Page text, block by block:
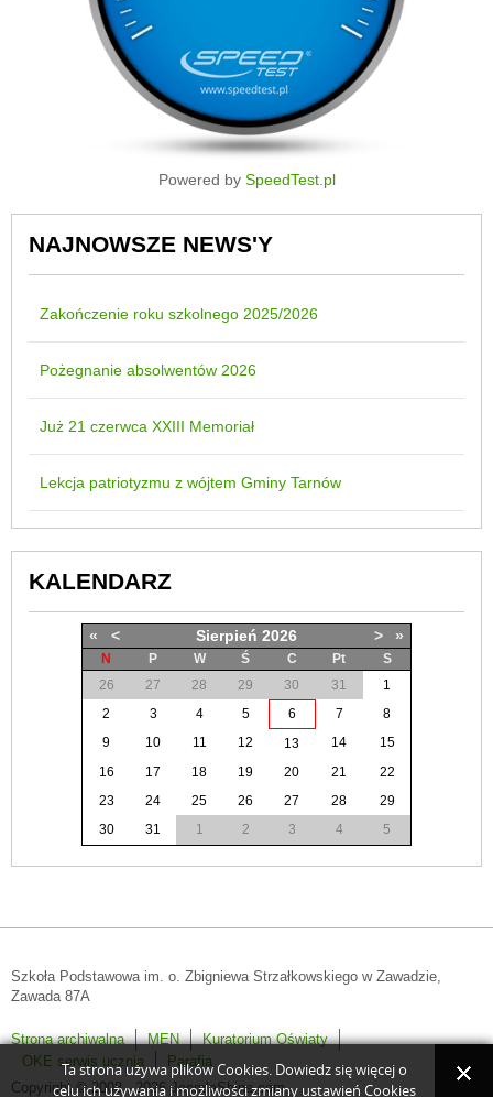
Powered by SpeedTest.pl
NAJNOWSZE NEWS'Y
Zakończenie roku szkolnego 2025/2026
Pożegnanie absolwentów 2026
Już 21 czerwca XXIII Memoriał
Lekcja patriotyzmu z wójtem Gminy Tarnów
KALENDARZ
« < Sierpień 2026 > »
N P W Ś C Pt
S
26
27 28 29 30 31
1
2
3 4 5 6 7
8
9
10 11 12 13 14
15
16
17 18 19 20 21
22
23
24 25 26 27 28
29
30
31 1 2 3 4 5
Szkoła Podstawowa im. o. Zbigniewa Strzałkowskiego w Zawadzie,
Zawada 87A
Strona archiwalna MEN
Kuratorium Oświaty
OKE serwis ucznia
Parafia
Copyright © 2008 - 2026 JoomlaShine.com.
Ta strona używa plików Cookies. Dowiedz się więcej o
celu ich używania i możliwości zmiany ustawień Cookies